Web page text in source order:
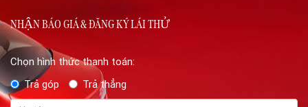
NHẬN BÁO GIÁ & ĐĂNG KÝ LÁI THỬ
Chọn hình thức thanh toán:
Trả góp
Trả thẳng